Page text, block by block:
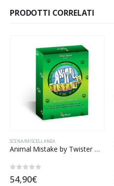
PRODOTTI CORRELATI
SCENA/MISCELLANEA
Animal Mistake by Twister Magic
54,90€